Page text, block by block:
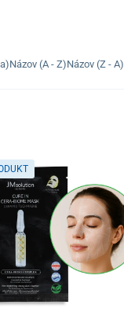
Názov (A - Z)Názov (Z - A)